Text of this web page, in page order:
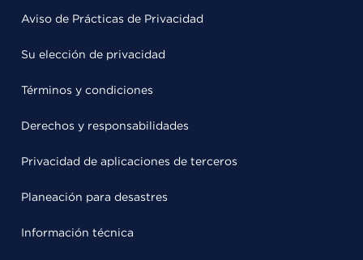
Aviso de Prácticas de Privacidad
Su elección de privacidad
Términos y condiciones
Derechos y responsabilidades
Privacidad de aplicaciones de terceros
Planeación para desastres
Información técnica